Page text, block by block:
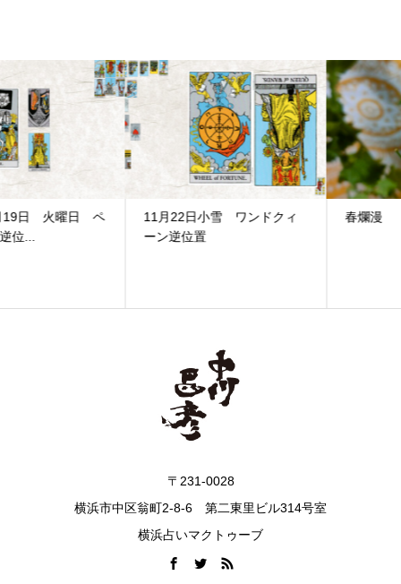
11月22日小雪 ワンドクィ
ーン逆位置
春爛漫
〒231-0028
横浜市中区翁町2-8-6 第二東里ビル314号室
横浜占いマクトゥーブ